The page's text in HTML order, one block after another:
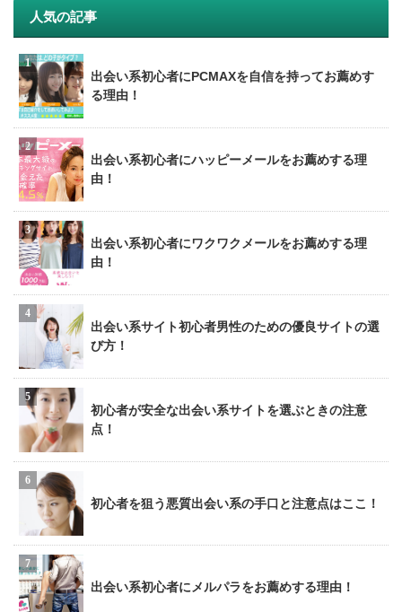
人気の記事
出会い系初心者にPCMAXを自信を持ってお薦めす
る理由！
出会い系初心者にハッピーメールをお薦めする理
由！
出会い系初心者にワクワクメールをお薦めする理
由！
出会い系サイト初心者男性のための優良サイトの選
び方！
初心者が安全な出会い系サイトを選ぶときの注意
点！
初心者を狙う悪質出会い系の手口と注意点はここ！
出会い系初心者にメルパラをお薦めする理由！